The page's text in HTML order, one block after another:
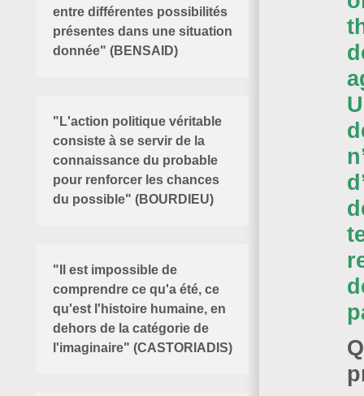
entre différentes possibilités
présentes dans une situation
donnée" (BENSAID)
"L'action politique véritable
consiste à se servir de la
connaissance du probable
pour renforcer les chances
du possible" (BOURDIEU)
"Il est impossible de
comprendre ce qu'a été, ce
qu'est l'histoire humaine, en
dehors de la catégorie de
l'imaginaire" (CASTORIADIS)